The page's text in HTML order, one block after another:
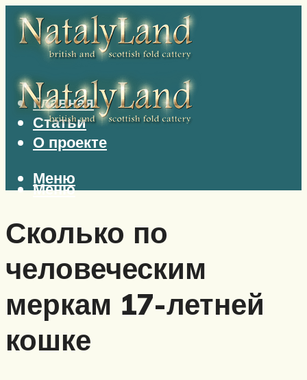
Главная
Статьи
О проекте
Меню
Меню
Сколько по
человеческим
меркам 17-летней
кошке